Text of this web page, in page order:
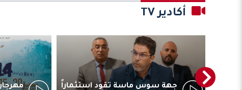
أكادير TV
جهة سوس ماسة تقود استثماراً